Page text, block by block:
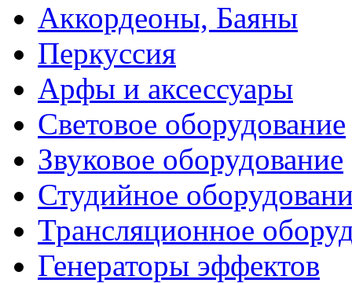
Аккордеоны, Баяны
Перкуссия
Арфы и аксессуары
Световое оборудование
Звуковое оборудование
Студийное
Трансляционное
Генераторы эффектов